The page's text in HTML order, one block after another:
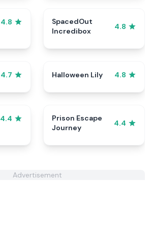
4.8
SpacedOut
Incredibox
4.8
4.7 Halloween Lily 4.8
4.4
Prison Escape
Journey
4.4
Advertisement